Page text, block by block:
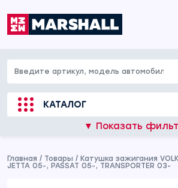
КАТАЛОГ
▼ Показать
Главная / Товары / Катушка зажигания
JETTA 05-, PASSAT 05-, TRANSPORTER 03-